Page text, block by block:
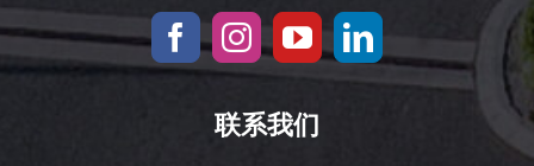
联系我们